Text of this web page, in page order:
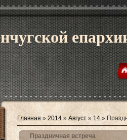
Главная » 2014 » Август » 14»
Праздничная встреча